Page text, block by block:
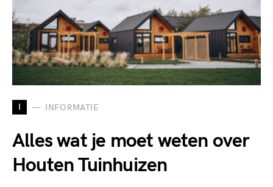
I INFORMATIE
Alles wat je moet weten over
Houten Tuinhuizen